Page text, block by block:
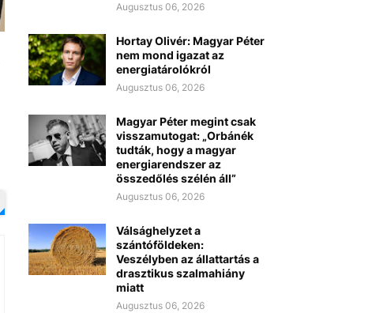
Augusztus 06, 2026
Hortay Olivér: Magyar Péter
nem mond igazat az
energiatárolókról
Augusztus 06, 2026
Magyar Péter megint csak
visszamutogat: „Orbánék
tudták, hogy a magyar
energiarendszer az
összedőlés szélén áll”
Augusztus 06, 2026
Válsághelyzet a
szántóföldeken:
Veszélyben az állattartás a
drasztikus szalmahiány
miatt
Augusztus 06, 2026